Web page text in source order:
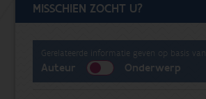
MISSCHIEN ZOCHT U?
Gerelateerde informatie geven op basis van:
Auteur Onderwerp